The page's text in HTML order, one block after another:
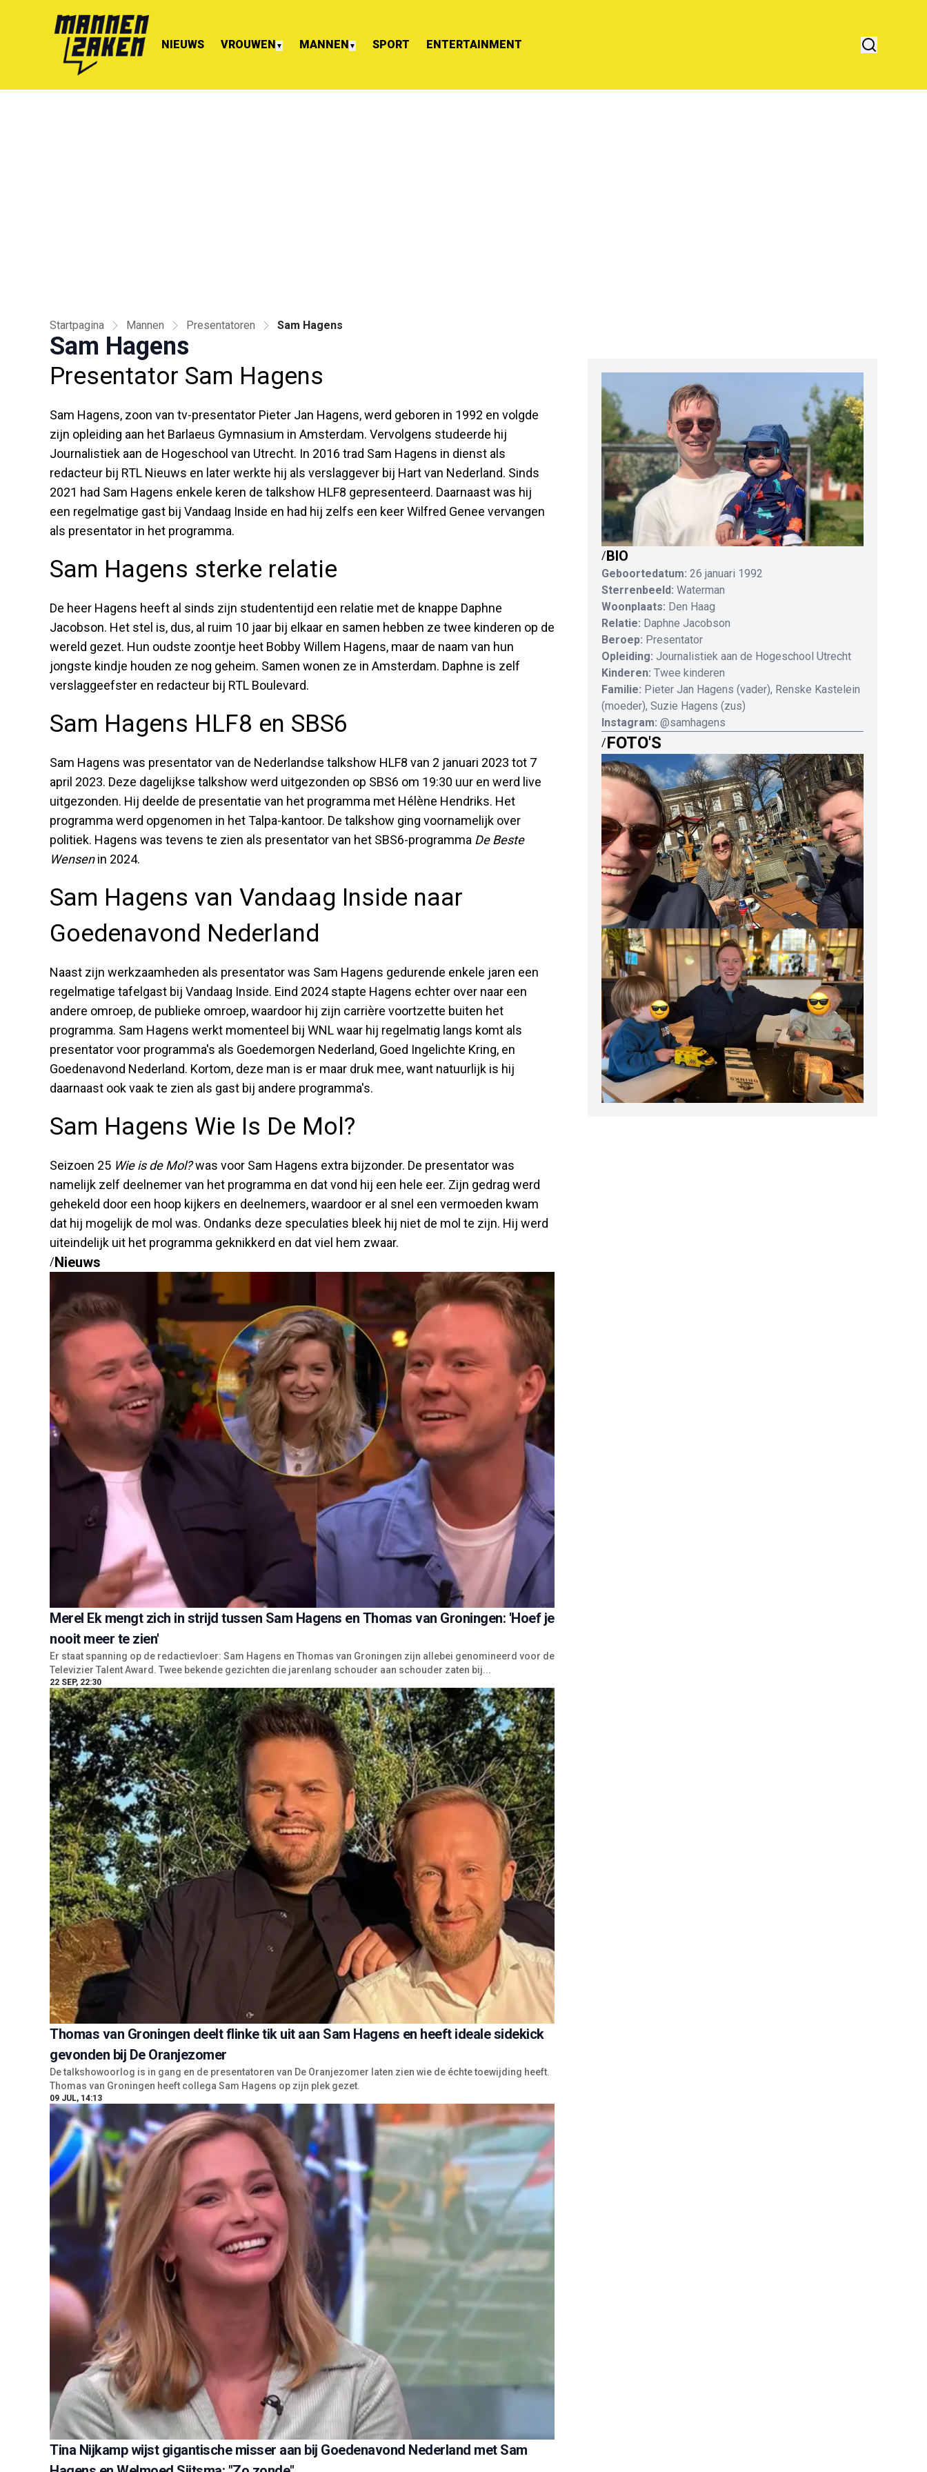
NIEUWS VROUWEN ▼ MANNEN ▼ SPORT ENTERTAINMENT
Startpagina Mannen Presentatoren Sam Hagens
Sam Hagens
Presentator Sam Hagens
Sam Hagens, zoon van tv-presentator Pieter Jan Hagens, werd geboren in 1992 en volgde
zijn opleiding aan het Barlaeus Gymnasium in Amsterdam. Vervolgens studeerde hij
Journalistiek aan de Hogeschool van Utrecht. In 2016 trad Sam Hagens in dienst als
redacteur bij RTL Nieuws en later werkte hij als verslaggever bij Hart van Nederland. Sinds
2021 had Sam Hagens enkele keren de talkshow HLF8 gepresenteerd. Daarnaast was hij
een regelmatige gast bij Vandaag Inside en had hij zelfs een keer Wilfred Genee vervangen
als presentator in het programma.
Sam Hagens sterke relatie
De heer Hagens heeft al sinds zijn studententijd een relatie met de knappe Daphne
Jacobson. Het stel is, dus, al ruim 10 jaar bij elkaar en samen hebben ze twee kinderen op de
wereld gezet. Hun oudste zoontje heet Bobby Willem Hagens, maar de naam van hun
jongste kindje houden ze nog geheim. Samen wonen ze in Amsterdam. Daphne is zelf
verslaggeefster en redacteur bij RTL Boulevard.
Sam Hagens HLF8 en SBS6
Sam Hagens was presentator van de Nederlandse talkshow HLF8 van 2 januari 2023 tot 7
april 2023. Deze dagelijkse talkshow werd uitgezonden op SBS6 om 19:30 uur en werd live
uitgezonden. Hij deelde de presentatie van het programma met Hélène Hendriks. Het
programma werd opgenomen in het Talpa-kantoor. De talkshow ging voornamelijk over
politiek. Hagens was tevens te zien als presentator van het SBS6-programma De Beste
Wensenin 2024.
Sam Hagens van Vandaag Inside naar
Goedenavond Nederland
Naast zijn werkzaamheden als presentator was Sam Hagens gedurende enkele jaren een
regelmatige tafelgast bij Vandaag Inside. Eind 2024 stapte Hagens echter over naar een
andere omroep, de publieke omroep, waardoor hij zijn carrière voortzette buiten het
programma. Sam Hagens werkt momenteel bij WNL waar hij regelmatig langs komt als
presentator voor programma's als Goedemorgen Nederland, Goed Ingelichte Kring, en
Goedenavond Nederland. Kortom, deze man is er maar druk mee, want natuurlijk is hij
daarnaast ook vaak te zien als gast bij andere programma's.
Sam Hagens Wie Is De Mol?
Seizoen 25 Wie is de Mol?was voor Sam Hagens extra bijzonder. De presentator was
namelijk zelf deelnemer van het programma en dat vond hij een hele eer. Zijn gedrag werd
gehekeld door een hoop kijkers en deelnemers, waardoor er al snel een vermoeden kwam
dat hij mogelijk de mol was. Ondanks deze speculaties bleek hij niet de mol te zijn. Hij werd
uiteindelijk uit het programma geknikkerd en dat viel hem zwaar.
/Nieuws
Merel Ek mengt zich in strijd tussen Sam Hagens en Thomas van Groningen: 'Hoef je
nooit meer te zien'
Er staat spanning op de redactievloer: Sam Hagens en Thomas van Groningen zijn allebei genomineerd voor de
Televizier Talent Award. Twee bekende gezichten die jarenlang schouder aan schouder zaten bij...
22 SEP, 22:30
Thomas van Groningen deelt flinke tik uit aan Sam Hagens en heeft ideale sidekick
gevonden bij De Oranjezomer
De talkshowoorlog is in gang en de presentatoren van De Oranjezomer laten zien wie de échte toewijding heeft.
Thomas van Groningen heeft collega Sam Hagens op zijn plek gezet.
09 JUL, 14:13
Tina Nijkamp wijst gigantische misser aan bij Goedenavond Nederland met Sam
/ BIO
Geboortedatum: 26 januari 1992
Sterrenbeeld: Waterman
Woonplaats: Den Haag
Relatie: Daphne Jacobson
Beroep: Presentator
Opleiding: Journalistiek aan de Hogeschool Utrecht
Kinderen: Twee kinderen
Familie: Pieter Jan Hagens (vader), Renske Kastelein
(moeder), Suzie Hagens (zus)
Instagram: @samhagens
/FOTO'S